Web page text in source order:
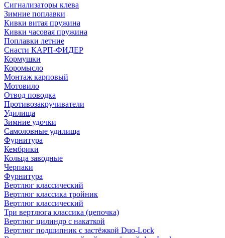
Сигнализаторы клева
Зимние поплавки
Кивки витая пружина
Кивки часовая пружина
Поплавки летние
Снасти КАРП-ФИДЕР
Кормушки
Коромысло
Монтаж карповый
Мотовило
Отвод поводка
Противозакручиватели
Удилища
Зимние удочки
Самоловные удилища
Фурнитура
Кембрики
Кольца заводные
Черпаки
Фурнитура
Вертлюг классический
Вертлюг классика тройник
Вертлюг классический
Три вертлюга классика (цепочка)
Вертлюг цилиндр с накаткой
Вертлюг подшипник с застёжкой Duo-Lock